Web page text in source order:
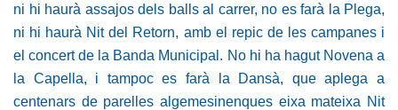
ni hi haurà assajos dels balls al carrer, no es farà la Plega,
ni hi haurà Nit del Retorn, amb el repic de les campanes i
el concert de la Banda Municipal. No hi ha hagut Novena a
la Capella, i tampoc es farà la Dansà, que aplega a
centenars de parelles algemesinenques eixa mateixa Nit